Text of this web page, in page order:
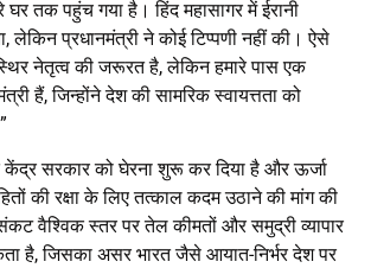
घर तक पहुंच गया है। हिंद महासागर में ईरानी
लेकिन प्रधानमंत्री ने कोई टिप्पणी नहीं की। ऐसे
नेतृत्व की जरूरत है, लेकिन हमारे पास एक
हैं, जिन्होंने देश की सामरिक स्वायत्तता को
केंद्र सरकार को घेरना शुरू कर दिया है और ऊर्जा
हितों की रक्षा के लिए तत्काल कदम उठाने की मांग की
वैश्विक स्तर पर तेल कीमतों और समुद्री व्यापार
है, जिसका असर भारत जैसे आयात-निर्भर देश पर